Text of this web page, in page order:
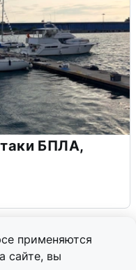
применяются
сайте, вы
БПЛА,